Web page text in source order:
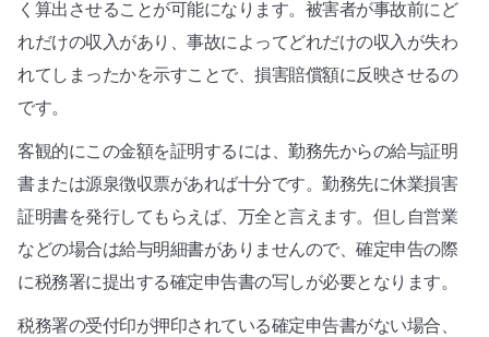
く算出させることが可能になります。被害者が事故前にど
れだけの収入があり、事故によってどれだけの収入が失わ
れてしまったかを示すことで、損害賠償額に反映させるの
です。
客観的にこの金額を証明するには、勤務先からの給与証明
書または源泉徴収票があれば十分です。勤務先に休業損害
証明書を発行してもらえば、万全と言えます。但し自営業
などの場合は給与明細書がありませんので、確定申告の際
に税務署に提出する確定申告書の写しが必要となります。
税務署の受付印が押印されている確定申告書がない場合、